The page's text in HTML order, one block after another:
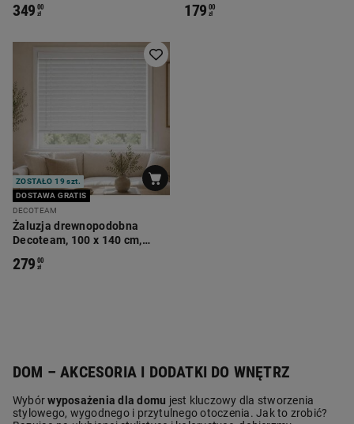
349 00
zł 179 00
zł
ZOSTAŁO 19 szt.
DOSTAWA GRATIS
DECOTEAM
Żaluzja drewnopodobna
Decoteam, 100 x 140 cm,
279 00
zł
DOM – AKCESORIA I DODATKI DO WNĘTRZ
Wybórwyposażenia dla domu jest kluczowy dla stworzenia
stylowego, wygodnego i przytulnego otoczenia. Jak to zrobić?